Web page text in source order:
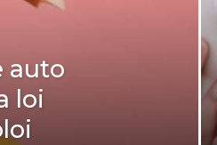
auto
loi